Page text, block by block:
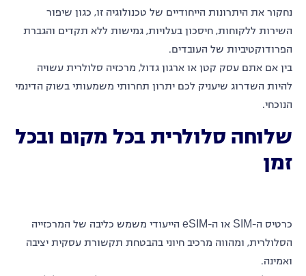
נחקור את היתרונות הייחודיים של טכנולוגיה זו, כגון שיפור
השירות ללקוחות, חיסכון בעלויות, גמישות ללא תקדים והגברת
הפרודוקטיביות של העובדים.
בין אם אתם עסק קטן או ארגון גדול, מרכזיה סלולרית עשויה
להיות השדרוג שיעניק לכם יתרון תחרותי משמעותי בשוק הדינמי
הנוכחי.
שלוחה סלולרית בכל מקום ובכל
זמן
כרטיס ה-SIM או ה-eSIM הייעודי משמש כליבה של המרכזייה
הסלולרית, ומהווה מרכיב חיוני בהבטחת תקשורת עסקית יציבה
ואמינה.